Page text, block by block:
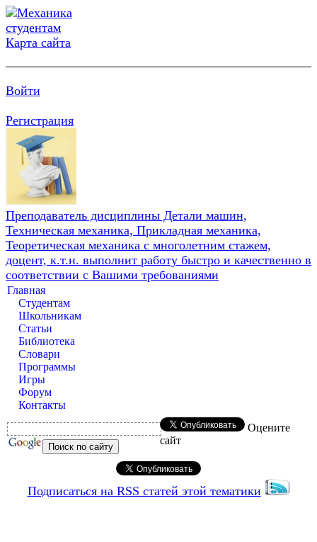
Карта сайта
Войти
Регистрация
Преподаватель дисциплины Детали машин,
Техническая механика, Прикладная механика,
Теоретическая механика с многолетним стажем,
доцент, к.т.н. выполнит работу быстро и качественно в
соответствии с Вашими требованиями
Главная
Студентам
Школьникам
Статьи
Библиотека
Словари
Программы
Игры
Форум
Контакты
Оцените
сайт
Подписаться на RSS статей этой тематики